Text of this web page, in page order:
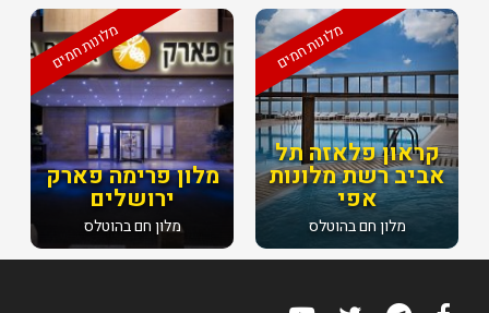
מלונות חמים
מלון פרימה פארק
ירושלים
מלון חם בהוטלס
מלונות חמים
קראון פלאזה תל
אביב רשת מלונות
אפי
מלון חם בהוטלס